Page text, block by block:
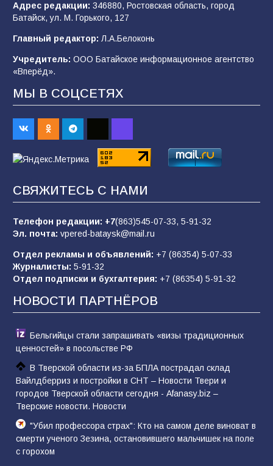
«Мобилизация или набор?» Что на самом
деле происходит в армии России в августе
2026 года
Батайские школьники стали частью
образовательного кластера
88 05.08.2026
заявления о мобилизации — это
пропагандистский вброс
«Слухами Москву не возьмёшь»: почему
заявления Киева о мобилизации — это
отчаяние, а не разведка
79 02.08.2026
Адрес редакции: 346880, Ростовская область, город
Батайск, ул. М. Горького, 127
Главный редактор: Л.А.Белоконь
Учредитель: ООО Батайское информационное агентство
«Вперёд».
МЫ В СОЦСЕТЯХ
СВЯЖИТЕСЬ С НАМИ
Телефон редакции: +7(863)545-07-33, 5-91-32
Эл. почта: vpered-bataysk@mail.ru
Отдел рекламы и объявлений: +7 (86354) 5-07-33
Журналисты: 5-91-32
Отдел подписки и бухгалтерия: +7 (86354) 5-91-32
НОВОСТИ ПАРТНЁРОВ
Бельгийцы стали запрашивать «визы традиционных
ценностей» в посольстве РФ
В Тверской области из-за БПЛА пострадал склад
Вайлдберриз и постройки в СНТ – Новости Твери и
городов Тверской области сегодня - Afanasy.biz –
Тверские новости. Новости
"Убил профессора страх": Кто на самом деле виноват в
смерти ученого Зезина, остановившего мальчишек на поле
с горохом